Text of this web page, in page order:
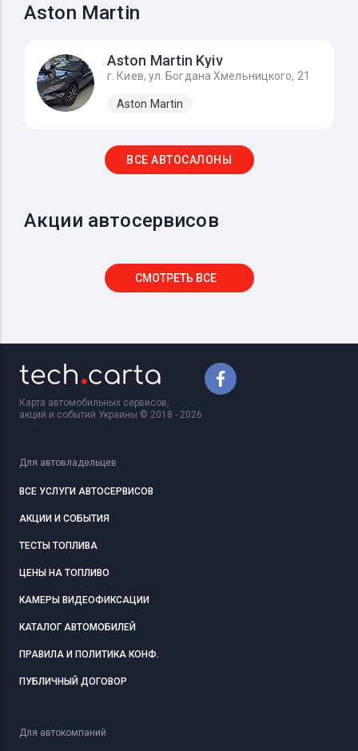
Aston Martin
Aston Martin Kyiv
г. Киев, ул. Богдана Хмельницкого, 21
Aston Martin
ВСЕ АВТОСАЛОНЫ
Акции автосервисов
СМОТРЕТЬ ВСЕ
Карта автомобильных сервисов,
акций и событий Украины © 2018 - 2026
Для автовладельцев
ВСЕ УСЛУГИ АВТОСЕРВИСОВ
АКЦИИ И СОБЫТИЯ
ТЕСТЫ ТОПЛИВА
ЦЕНЫ НА ТОПЛИВО
КАМЕРЫ ВИДЕОФИКСАЦИИ
КАТАЛОГ АВТОМОБИЛЕЙ
ПРАВИЛА И ПОЛИТИКА КОНФ.
ПУБЛИЧНЫЙ ДОГОВОР
Для автокомпаний